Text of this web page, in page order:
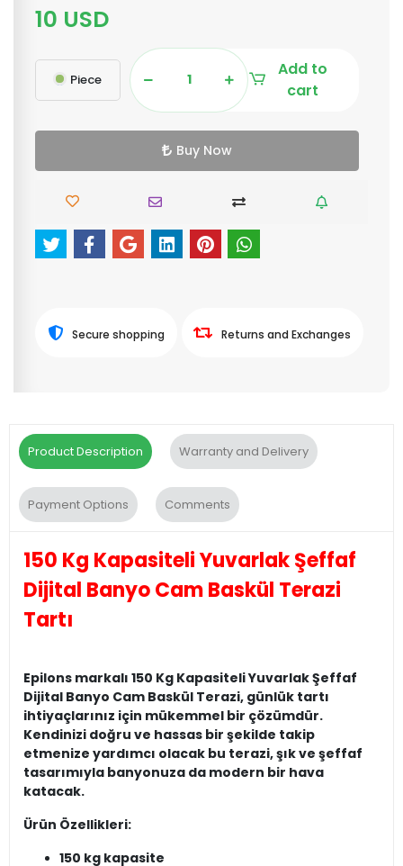
10 USD
Piece
Add to
cart
Buy Now
Secure shopping Returns and Exchanges
Product Description Warranty and Delivery
Payment Options Comments
150 Kg Kapasiteli Yuvarlak Şeffaf
Dijital Banyo Cam Baskül Terazi
Tartı
Epilons markalı 150 Kg Kapasiteli Yuvarlak Şeffaf
Dijital Banyo Cam Baskül Terazi, günlük tartı
ihtiyaçlarınız için mükemmel bir çözümdür.
Kendinizi doğru ve hassas bir şekilde takip
etmenize yardımcı olacak bu terazi, şık ve şeffaf
tasarımıyla banyonuza da modern bir hava
katacak.
Ürün Özellikleri:
150 kg kapasite